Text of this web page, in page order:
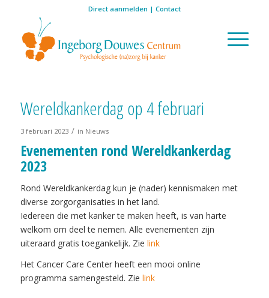
Direct aanmelden | Contact
Wereldkankerdag op 4 februari
3 februari 2023 / in Nieuws
Evenementen rond Wereldkankerdag
2023
Rond Wereldkankerdag kun je (nader) kennismaken met
diverse zorgorganisaties in het land.
Iedereen die met kanker te maken heeft, is van harte
welkom om deel te nemen. Alle evenementen zijn
uiteraard gratis toegankelijk. Zie link
Het Cancer Care Center heeft een mooi online
programma samengesteld. Zie link